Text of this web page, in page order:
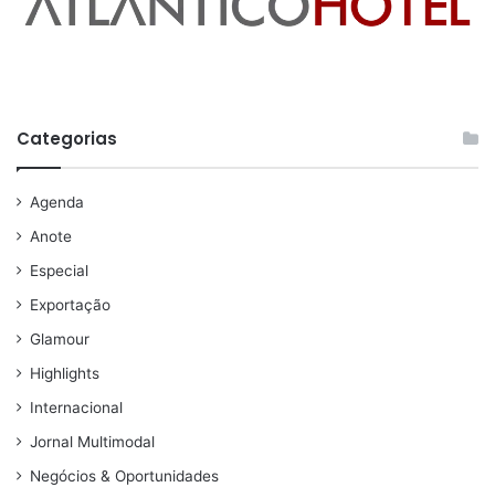
Categorias
Agenda
Anote
Especial
Exportação
Glamour
Highlights
Internacional
Jornal Multimodal
Negócios & Oportunidades